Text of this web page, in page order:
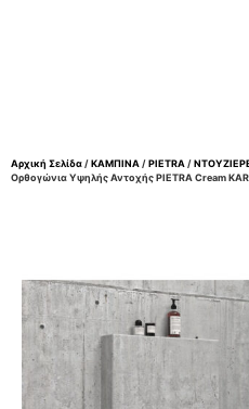
Αρχική Σελίδα/ΚΑΜΠΙΝΑ /PIETRA /
Ορθογώνια Υψηλής Αντοχής PIETRA Cream